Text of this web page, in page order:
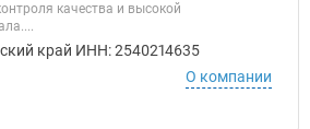
качества и высокой
край ИНН: 2540214635
О компании